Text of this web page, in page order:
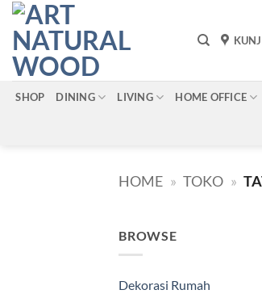
Skip
content
SHOP DINING LIVING HOME OFFICE
HOME » TOKO »
BROWSE
Dekorasi Rumah